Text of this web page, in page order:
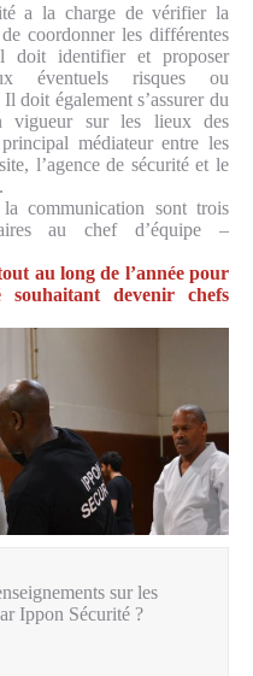
a la charge de vérifier la
coordonner les différentes
doit identifier et proposer
éventuels risques ou
doit également s’assurer du
vigueur sur les lieux des
médiateur entre les
l’agence de sécurité et le
communication sont trois
au chef d’équipe –
au long de l’année pour
devenir chefs
sur les
Ippon Sécurité ?